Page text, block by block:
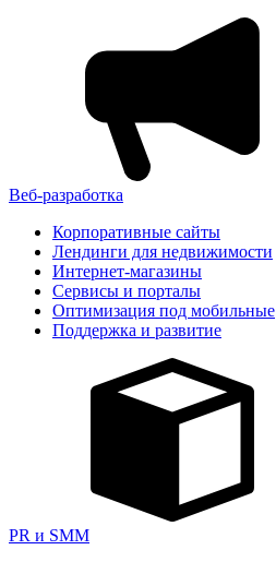
Веб-разработка
Корпоративные сайты
Лендинги для недвижимости
Интернет-магазины
Сервисы и порталы
Оптимизация под мобильные
Поддержка и развитие
PR и SMM